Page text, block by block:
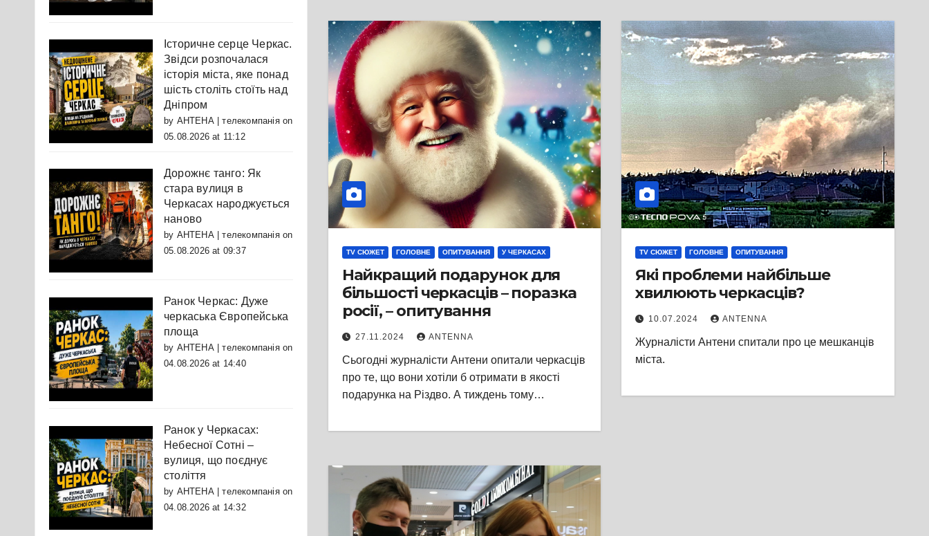
Історичне серце Черкас.
Звідси розпочалася
історія міста, яке понад
шість століть стоїть над
Дніпром
by АНТЕНА | телекомпаніяon
05.08.2026 at 11:12
Дорожнє танго: Як
стара вулиця в
Черкасах народжується
наново
by АНТЕНА | телекомпаніяon
05.08.2026 at 09:37
Ранок Черкас: Дуже
черкаська Європейська
площа
by АНТЕНА | телекомпаніяon
04.08.2026 at 14:40
Ранок у Черкасах:
Небесної Сотні –
вулиця, що поєднує
століття
by АНТЕНА | телекомпаніяon
04.08.2026 at 14:32
TV СЮЖЕТ ГОЛОВНЕ ОПИТУВАННЯ У ЧЕРКАСАХ
Найкращий подарунок для
більшості черкасців – поразка
росії, – опитування
27.11.2024 ANTENNA
Сьогодні журналісти Антени опитали черкасців
про те, що вони хотіли б отримати в якості
подарунка на Різдво. А тиждень тому…
TV СЮЖЕТ ГОЛОВНЕ ОПИТУВАННЯ
Які проблеми найбільше
хвилюють черкасців?
10.07.2024 ANTENNA
Журналісти Антени спитали про це мешканців
міста.